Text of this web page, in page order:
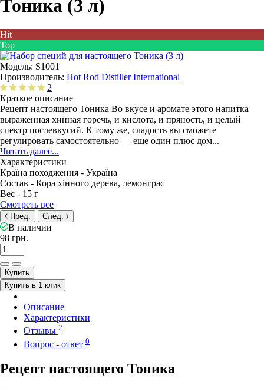
Тоника (3 л)
Hit
Top
Модель: S1001
Производитель: Hot Rod Distiller International
2
Краткое описание
Рецепт настоящего Тоника Во вкусе и аромате этого напитка
выраженная хинная горечь, и кислота, и пряность, и целый
спектр послевкусий. К тому же, сладость вы сможете
регулировать самостоятельно — еще один плюс дом...
Читать далее...
Характеристики
Країна походження - Україна
Состав - Кора хінного дерева, лемонграс
Вес - 15 г
Смотреть все
Пред. След.
В наличии
98 грн.
Купить
Купить в 1 клик
Описание
Характеристики
Отзывы 2
Вопрос - ответ 0
Рецепт настоящего Тоника